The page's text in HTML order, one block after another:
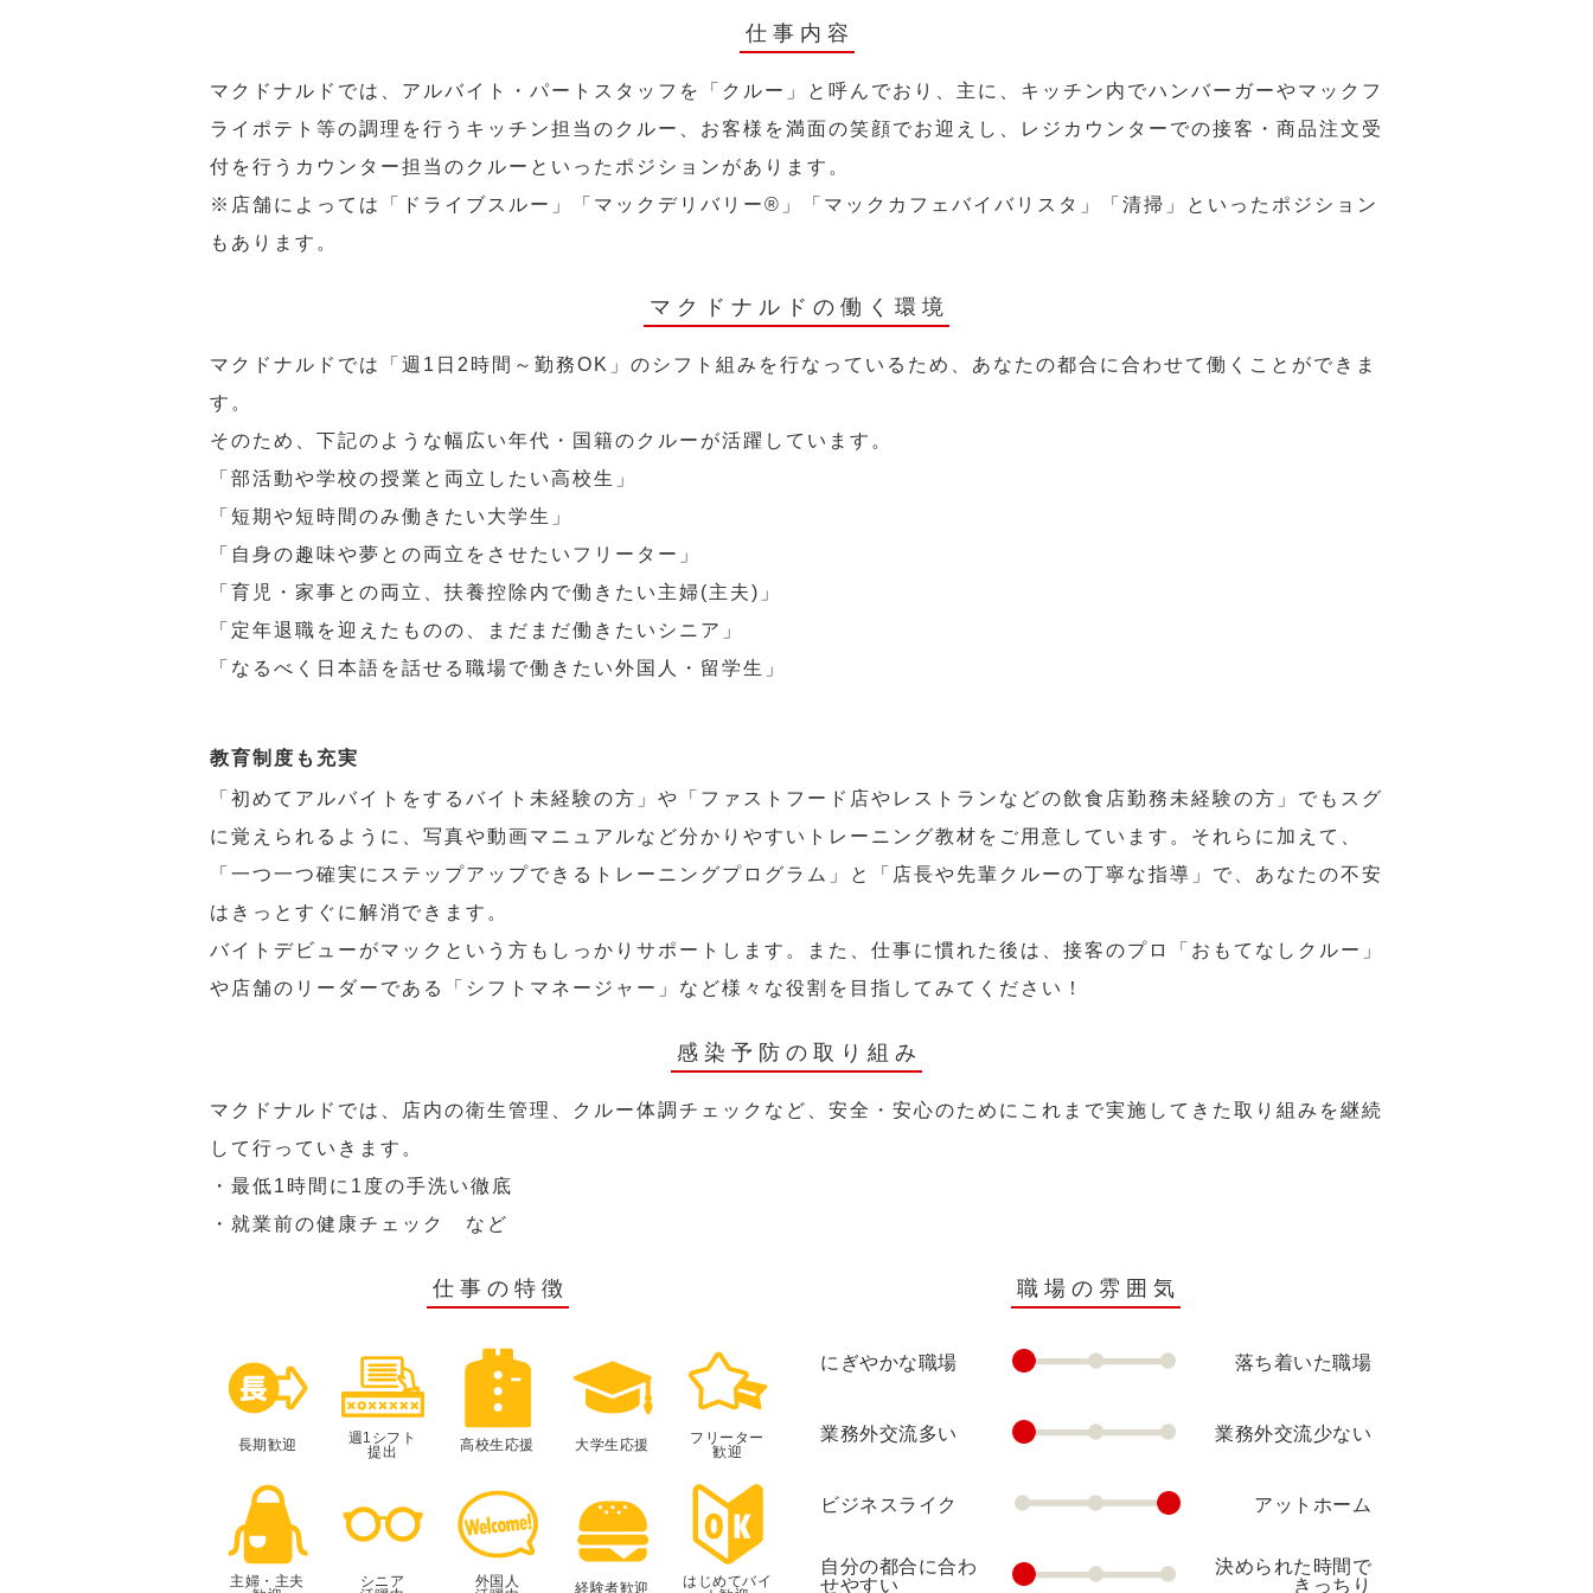
仕事内容
マクドナルドでは、アルバイト・パートスタッフを「クルー」と呼んでおり、主に、キッチン内でハンバーガーやマックフ
ライポテト等の調理を行うキッチン担当のクルー、お客様を満面の笑顔でお迎えし、レジカウンターでの接客・商品注文受
付を行うカウンター担当のクルーといったポジションがあります。
※店舗によっては「ドライブスルー」「マックデリバリー®︎」「マックカフェバイバリスタ」「清掃」といったポジション
もあります。
マクドナルドの働く環境
マクドナルドでは「週1日2時間～勤務OK」のシフト組みを行なっているため、あなたの都合に合わせて働くことができま
す。
そのため、下記のような幅広い年代・国籍のクルーが活躍しています。
「部活動や学校の授業と両立したい高校生」
「短期や短時間のみ働きたい大学生」
「自身の趣味や夢との両立をさせたいフリーター」
「育児・家事との両立、扶養控除内で働きたい主婦(主夫)」
「定年退職を迎えたものの、まだまだ働きたいシニア」
「なるべく日本語を話せる職場で働きたい外国人・留学生」
教育制度も充実
「初めてアルバイトをするバイト未経験の方」や「ファストフード店やレストランなどの飲食店勤務未経験の方」でもスグ
に覚えられるように、写真や動画マニュアルなど分かりやすいトレーニング教材をご用意しています。それらに加えて、
「一つ一つ確実にステップアップできるトレーニングプログラム」と「店長や先輩クルーの丁寧な指導」で、あなたの不安
はきっとすぐに解消できます。
バイトデビューがマックという方もしっかりサポートします。また、仕事に慣れた後は、接客のプロ「おもてなしクルー」
や店舗のリーダーである「シフトマネージャー」など様々な役割を目指してみてください！
感染予防の取り組み
マクドナルドでは、店内の衛生管理、クルー体調チェックなど、安全・安心のためにこれまで実施してきた取り組みを継続
して行っていきます。
・最低1時間に1度の手洗い徹底
・就業前の健康チェック など
仕事の特徴
長期歓迎
週1シフト
提出
高校生応援 大学生応援
フリーター
歓迎
主婦・主夫
シニア
外国人
経験者歓迎
はじめてバイ
職場の雰囲気
にぎやかな職場 落ち着いた職場
業務外交流多い 業務外交流少ない
ビジネスライク アットホーム
自分の都合に合わ
せやすい
決められた時間で
きっちり